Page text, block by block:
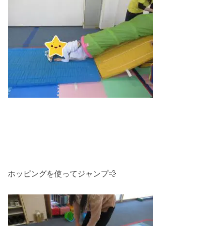
ホッピングを使ってジャンプ💨